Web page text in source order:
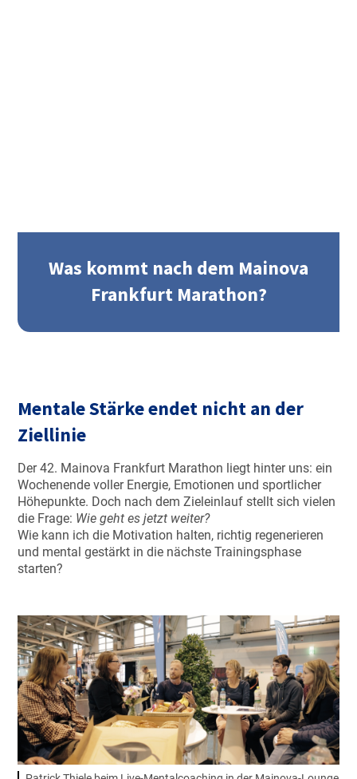
Was kommt nach dem Mainova
Frankfurt Marathon?
Mentale Stärke endet nicht an der
Ziellinie
Der 42. Mainova Frankfurt Marathon liegt hinter uns: ein
Wochenende voller Energie, Emotionen und sportlicher
Höhepunkte. Doch nach dem Zieleinlauf stellt sich vielen
die Frage: Wie geht es jetzt weiter?
Wie kann ich die Motivation halten, richtig regenerieren
und mental gestärkt in die nächste Trainingsphase
starten?